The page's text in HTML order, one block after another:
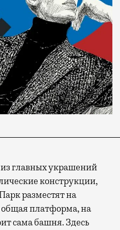
главных украшений
конструкции,
разместят на
общая платформа, на
сама башня. Здесь